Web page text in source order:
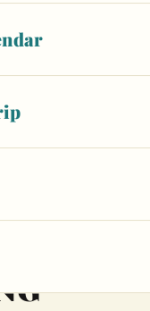
hours
See opening hours